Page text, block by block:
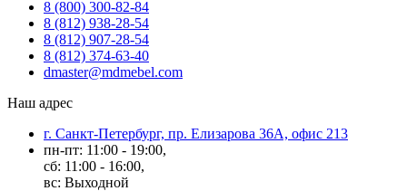
8 (800) 300-82-84
8 (812) 938-28-54
8 (812) 907-28-54
8 (812) 374-63-40
dmaster@mdmebel.com
Наш адрес
г. Санкт-Петербург, пр. Елизарова 36А, офис 213
пн-пт: 11:00 - 19:00,
сб: 11:00 - 16:00,
вс: Выходной